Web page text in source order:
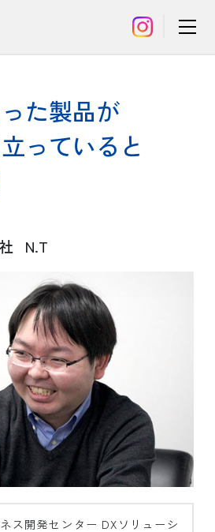
た製品が
立っていると
N.T
ネス開発センター DXソリューシ